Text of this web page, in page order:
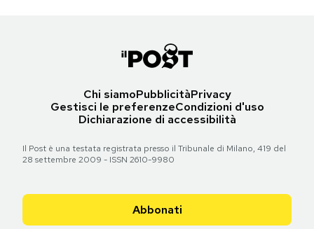
Chi siamoPubblicitàPrivacy
Gestisci le preferenzeCondizioni d'uso
Dichiarazione di accessibilità
Il Post è una testata registrata presso il Tribunale di Milano, 419 del
28 settembre 2009 - ISSN 2610-9980
Abbonati